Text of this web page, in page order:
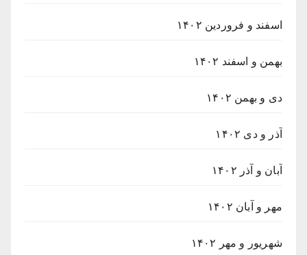
اسفند و فروردین ۱۴۰۲
بهمن و اسفند ۱۴۰۲
دی و بهمن ۱۴۰۲
آذر و دی ۱۴۰۲
آبان و آذر ۱۴۰۲
مهر و آبان ۱۴۰۲
شهریور و مهر ۱۴۰۲